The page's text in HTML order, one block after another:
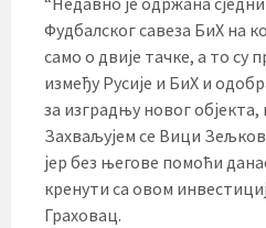
Фудбалског савеза БиХ на
само о двије тачке, а то су
између Русије и БиХ и
за изградњу новог објекта,
Захваљујем се Вици
јер без његове помоћи
кренути са овом
Граховац.